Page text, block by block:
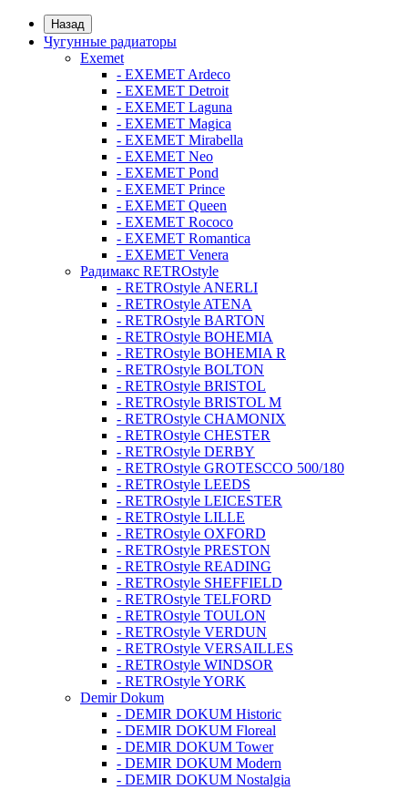
Назад
Чугунные радиаторы
Exemet
- EXEMET Ardeco
- EXEMET Detroit
- EXEMET Laguna
- EXEMET Magica
- EXEMET Mirabella
- EXEMET Neo
- EXEMET Pond
- EXEMET Prince
- EXEMET Queen
- EXEMET Rococo
- EXEMET Romantica
- EXEMET Venera
Радимакс RETROstyle
- RETROstyle ANERLI
- RETROstyle ATENA
- RETROstyle BARTON
- RETROstyle BOHEMIA
- RETROstyle BOHEMIA R
- RETROstyle BOLTON
- RETROstyle BRISTOL
- RETROstyle BRISTOL M
- RETROstyle CHAMONIX
- RETROstyle CHESTER
- RETROstyle DERBY
- RETROstyle GROTESCCO 500/180
- RETROstyle LEEDS
- RETROstyle LEICESTER
- RETROstyle LILLE
- RETROstyle OXFORD
- RETROstyle PRESTON
- RETROstyle READING
- RETROstyle SHEFFIELD
- RETROstyle TELFORD
- RETROstyle TOULON
- RETROstyle VERDUN
- RETROstyle VERSAILLES
- RETROstyle WINDSOR
- RETROstyle YORK
Demir Dokum
- DEMIR DOKUM Historic
- DEMIR DOKUM Floreal
- DEMIR DOKUM Tower
- DEMIR DOKUM Modern
- DEMIR DOKUM Nostalgia